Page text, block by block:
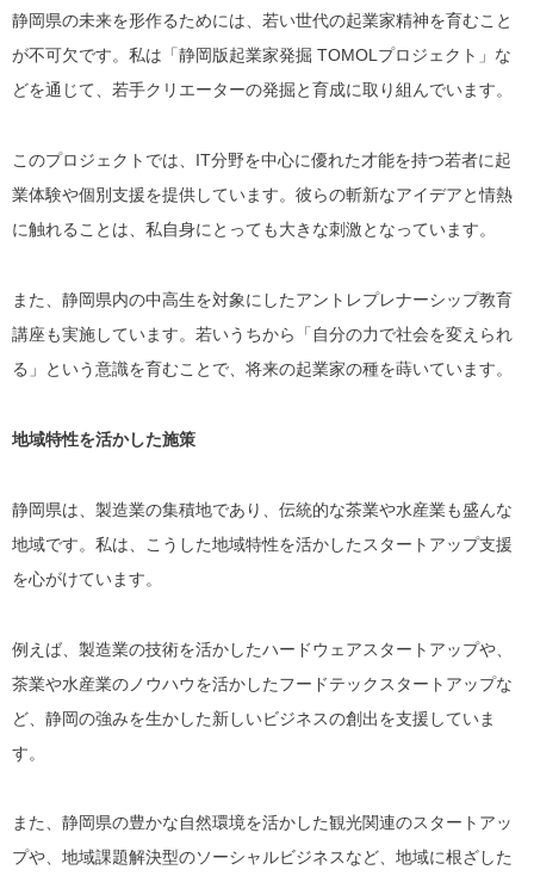
静岡県の未来を形作るためには、若い世代の起業家精神を育むこと
が不可欠です。私は「静岡版起業家発掘 TOMOLプロジェクト」な
どを通じて、若手クリエーターの発掘と育成に取り組んでいます。
このプロジェクトでは、IT分野を中心に優れた才能を持つ若者に起
業体験や個別支援を提供しています。彼らの斬新なアイデアと情熱
に触れることは、私自身にとっても大きな刺激となっています。
また、静岡県内の中高生を対象にしたアントレプレナーシップ教育
講座も実施しています。若いうちから「自分の力で社会を変えられ
る」という意識を育むことで、将来の起業家の種を蒔いています。
地域特性を活かした施策
静岡県は、製造業の集積地であり、伝統的な茶業や水産業も盛んな
地域です。私は、こうした地域特性を活かしたスタートアップ支援
を心がけています。
例えば、製造業の技術を活かしたハードウェアスタートアップや、
茶業や水産業のノウハウを活かしたフードテックスタートアップな
ど、静岡の強みを生かした新しいビジネスの創出を支援していま
す。
また、静岡県の豊かな自然環境を活かした観光関連のスタートアッ
プや、地域課題解決型のソーシャルビジネスなど、地域に根ざした